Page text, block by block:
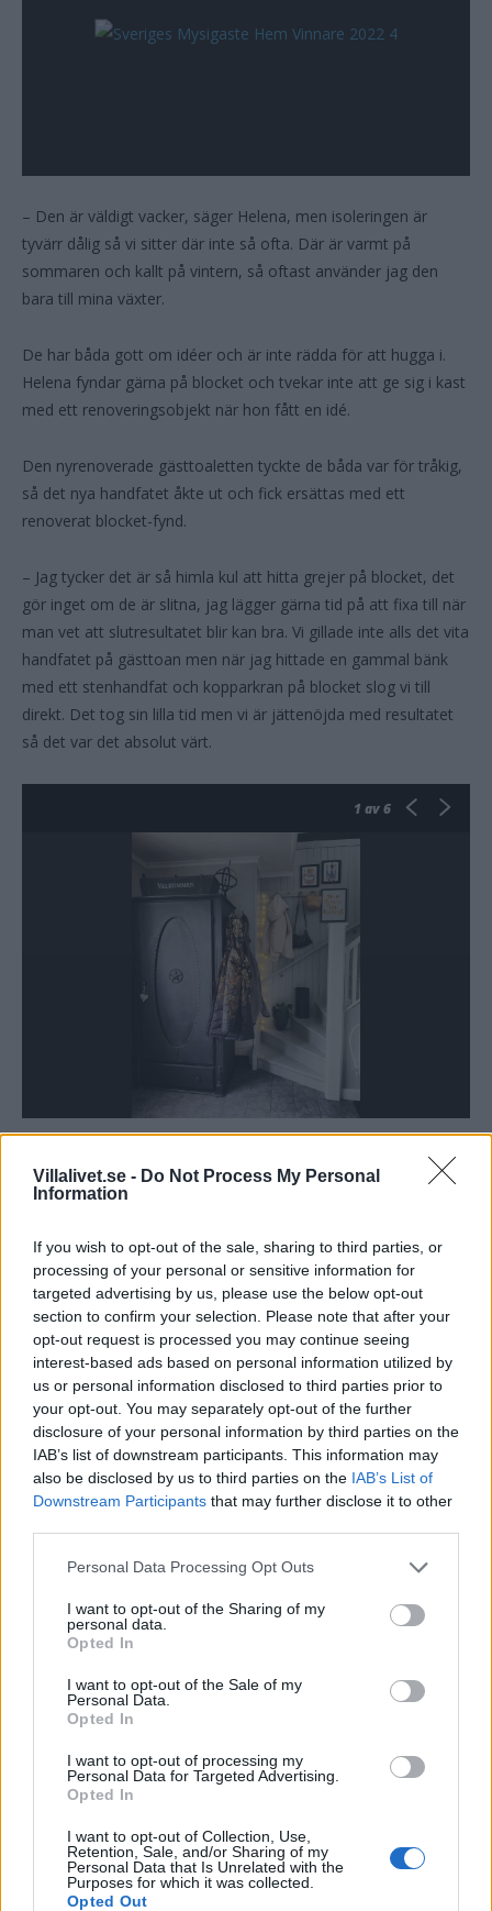
Villalivet.se - Do Not Process My Personal
Information
If you wish to opt-out of the sale, sharing to third parties, or
processing of your personal or sensitive information for
targeted advertising by us, please use the below opt-out
section to confirm your selection. Please note that after your
opt-out request is processed you may continue seeing
interest-based ads based on personal information utilized by
us or personal information disclosed to third parties prior to
your opt-out. You may separately opt-out of the further
disclosure of your personal information by third parties on the
IAB’s list of downstream participants. This information may
also be disclosed by us to third parties on the IAB’s List of
Downstream Participants that may further disclose it to other
Personal Data Processing Opt Outs
I want to opt-out of the Sharing of my
personal data.
Opted In
I want to opt-out of the Sale of my
Personal Data.
Opted In
I want to opt-out of processing my
Personal Data for Targeted Advertising.
Opted In
I want to opt-out of Collection, Use,
Retention, Sale, and/or Sharing of my
Personal Data that Is Unrelated with the
Purposes for which it was collected.
Opted Out
– Den är väldigt vacker, säger Helena, men isoleringen är
tyvärr dålig så vi sitter där inte så ofta. Där är varmt på
sommaren och kallt på vintern, så oftast använder jag den
bara till mina växter.
De har båda gott om idéer och är inte rädda för att hugga i.
Helena fyndar gärna på blocket och tvekar inte att ge sig i kast
med ett renoveringsobjekt när hon fått en idé.
Den nyrenoverade gästtoaletten tyckte de båda var för tråkig,
så det nya handfatet åkte ut och fick ersättas med ett
renoverat blocket-fynd.
– Jag tycker det är så himla kul att hitta grejer på blocket, det
gör inget om de är slitna, jag lägger gärna tid på att fixa till när
man vet att slutresultatet blir kan bra. Vi gillade inte alls det vita
handfatet på gästtoan men när jag hittade en gammal bänk
med ett stenhandfat och kopparkran på blocket slog vi till
direkt. Det tog sin lilla tid men vi är jättenöjda med resultatet
så det var det absolut värt.
1 av 6
Idag är det i trädgården Helena får utlopp för sina kreativa
idéer. Till huset hörde en välskött trädgård, jämfört med den
generöst, men nu berättar Helena att de gärna haft större.
– Trädgården är ju en sak som förändras hela tiden, säger
Helena, både av vårt arbete och av sig själv och det tycker jag
är så himla spännande. När det gäller trädgården blir man ju
aldrig klar, man får vänta, ser hur det växer upp och skapa nya
saker, Vi var gröngölingar på trädgård när vi började och har så
klart lärt oss massor längs med vägen men när det gäller
trädgård blir man verkligen aldrig fullärd.
Trädgårdsintresset delar hon idag med maken Lennart, och
hus och trädgård har kommit att bli deras stora intresse. För
Lennart som är musiker och normalt är ute och spelar blev
omställningen extra stor under pandemin då har trädgården
kommit att bli ett perfekt sätt att sysselsätta sig när de ändå
är hemma.
– Att ha trädgården har varit perfekt under pandemin, berättar
Helena. När vi inte kunnat åka iväg och göra mycket annat har
hemma och vattna så trädgården har verkligen fått full fokus.
Vi har haft tid på ett helt annat sätt.